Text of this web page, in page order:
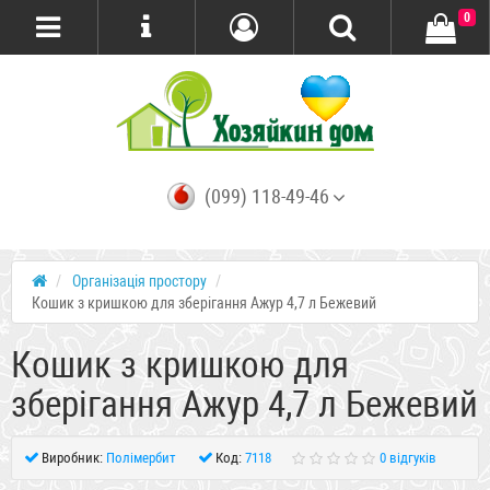
(099) 118-49-46
0
Організація простору
Кошик з кришкою для зберігання Ажур 4,7 л Бежевий
Кошик з кришкою для
зберігання Ажур 4,7 л Бежевий
Виробник: Полімербит Код: 7118 0 відгуків